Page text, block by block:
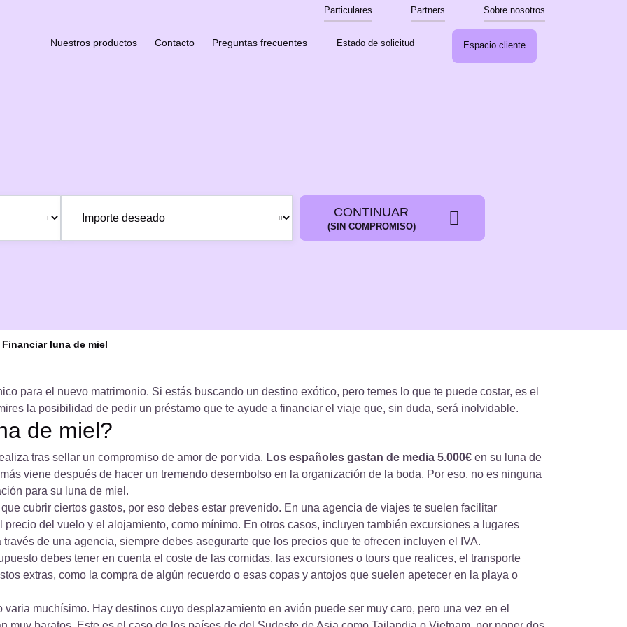
Particulares Partners Sobre nosotros
Nuestros productos Contacto Preguntas frecuentes Estado de solicitud Espacio cliente
CONTINUAR
(SIN COMPROMISO)
luna de miel
para el nuevo matrimonio. Si estás buscando un destino exótico, pero temes lo que te puede costar, es el
la posibilidad de pedir un préstamo que te ayude a financiar el viaje que, sin duda, será inolvidable.
de miel?
tras sellar un compromiso de amor de por vida. Los españoles gastan de media 5.000€en su luna de
viene después de hacer un tremendo desembolso en la organización de la boda. Por eso, no es ninguna
para su luna de miel.
cubrir ciertos gastos, por eso debes estar prevenido. En una agencia de viajes te suelen facilitar paquetes
y el alojamiento, como mínimo. En otros casos, incluyen también excursiones a lugares turísticos. Si
agencia, siempre debes asegurarte que los precios que te ofrecen incluyen el IVA.
debes tener en cuenta el coste de las comidas, las excursiones o tours que realices, el transporte
extras, como la compra de algún recuerdo o esas copas y antojos que suelen apetecer en la playa o bares
muchísimo. Hay destinos cuyo desplazamiento en avión puede ser muy caro, pero una vez en el destino